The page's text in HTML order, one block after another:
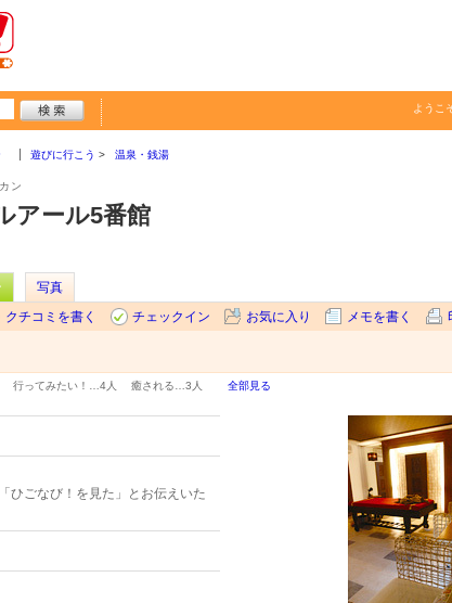
ようこ
遊びに行こう 温泉・銭湯
ン
アール5番館
写真
クチコミを書く
チェックイン お気に入り メモを書く
行ってみたい！… 4人 癒される… 3人 全部見る
ひごなび！を見た」とお伝えいた